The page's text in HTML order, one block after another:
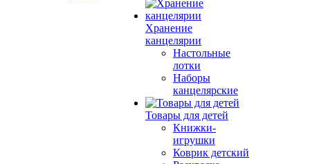
Хранение
канцелярии
Настольные
лотки
Наборы
канцелярские
Товары для детей
Книжки-
игрушки
Коврик детский